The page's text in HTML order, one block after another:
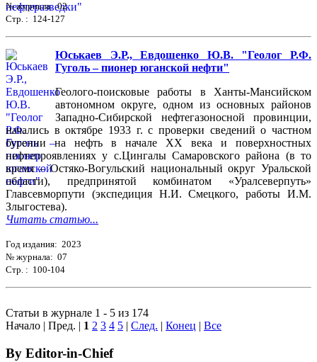
№ журнала: 02
Стр. : 124-127
Юськаев Э.Р., Евдошенко Ю.В. "Геолог Р.Ф.
Гуголь – пионер юганской нефти"
Геолого-поисковые работы в Ханты-Мансийском
автономном округе, одном из основных районов
Западно-Сибирской нефтегазоносной провинции,
начались в октябре 1933 г. с проверки сведений о частном
бурении на нефть в начале ХХ века и поверхностных
нефтепроявлениях у с.Цингалы Самаровского района (в то
время – Остяко-Вогульский национальный округ Уральской
области), предпринятой комбинатом «Уралсеверпуть»
Главсевморпути (экспедиция Н.И. Смецкого, работы И.М.
Злыгостева).
Читать статью...
Год издания: 2023
№ журнала: 07
Стр. : 100-104
Статьи в журнале 1 - 5 из 174
Начало | Пред. | 1 2 3 4 5 | След. | Конец | Все
By Editor-in-Chief